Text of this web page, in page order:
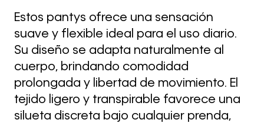
Estos pantys ofrece una sensación
suave y flexible ideal para el uso diario.
Su diseño se adapta naturalmente al
cuerpo, brindando comodidad
prolongada y libertad de movimiento. El
tejido ligero y transpirable favorece una
silueta discreta bajo cualquier prenda,